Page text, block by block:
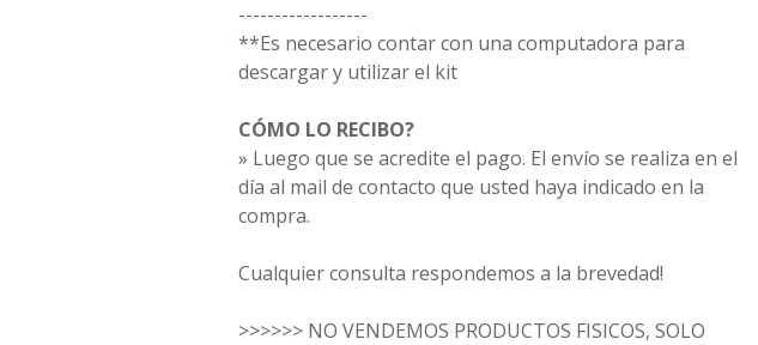
------------------
**Es necesario contar con una computadora para
descargar y utilizar el kit
CÓMO LO RECIBO?
» Luego que se acredite el pago. El envío se realiza en el
día al mail de contacto que usted haya indicado en la
compra.
Cualquier consulta respondemos a la brevedad!
>>>>>> NO VENDEMOS PRODUCTOS FISICOS, SOLO